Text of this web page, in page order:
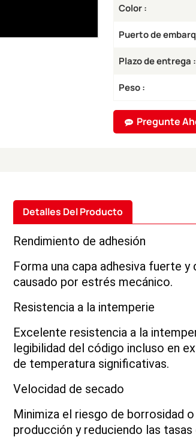
Color :
Puerto de
Plazo de entrega :
Peso :
Pregunte
Detalles Del Producto
Rendimiento de adhesión
Forma una capa adhesiva fuerte
causado por estrés mecánico.
Resistencia a la intemperie
Excelente resistencia a la
legibilidad del código incluso en
de temperatura significativas.
Velocidad de secado
Minimiza el riesgo de borrosidad
producción y reduciendo las